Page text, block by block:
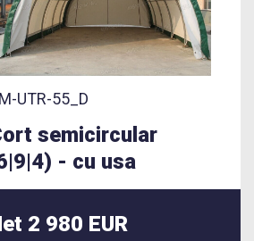
UTR-55_D
semicircular
- cu usa
2 980 EUR